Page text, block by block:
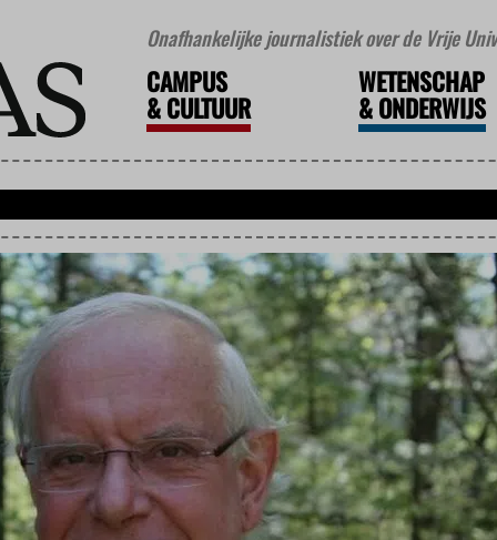
Onafhankelijke journalistiek over de Vrije
CAMPUS
&CULTUUR
WETENSCHAP
&ONDERWIJS